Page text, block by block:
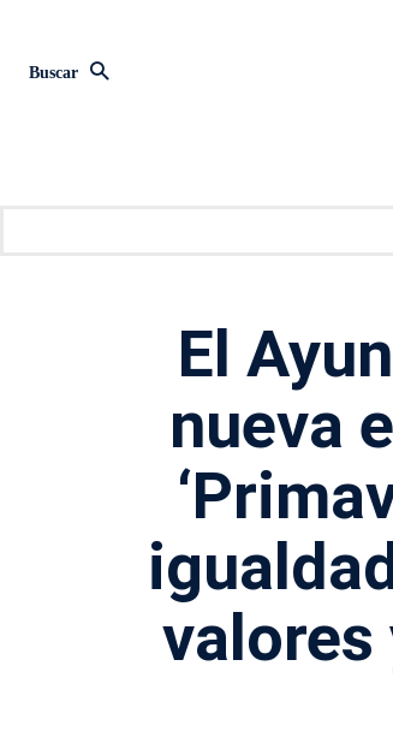
Buscar
El
nueva
valores